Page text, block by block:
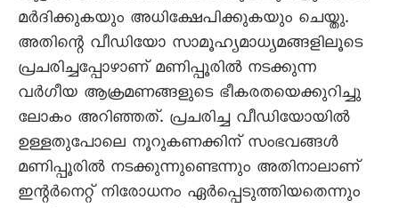
മർദിക്കുകയും അധിക്ഷേപിക്കുകയും ചെയ്തു.
അതിന്റെ വീഡിയോ സാമൂഹ്യമാധ്യമങ്ങളിലൂടെ
പ്രചരിച്ചപ്പോഴാണ് മണിപ്പൂരിൽ നടക്കുന്ന
വർഗീയ ആക്രമണങ്ങളുടെ ഭീകരതയെക്കുറിച്ചു
ലോകം അറിഞ്ഞത്. പ്രചരിച്ച വീഡിയോയിൽ
ഉള്ളതുപോലെ നൂറുകണക്കിന് സംഭവങ്ങൾ
മണിപ്പൂരിൽ നടക്കുന്നുണ്ടെന്നും അതിനാലാണ്
ഇന്റർനെറ്റ് നിരോധനം ഏർപ്പെടുത്തിയതെന്നും